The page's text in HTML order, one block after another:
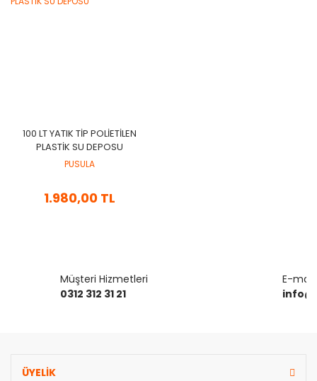
100 LT YATIK TİP POLİETİLEN
PLASTİK SU DEPOSU
PUSULA
1.980,00 TL
Müşteri Hizmetleri
0312 312 31 21
E-mail
ÜYELİK